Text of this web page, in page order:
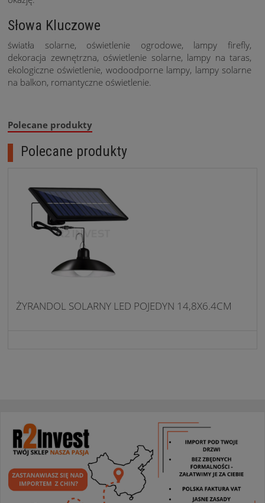
Słowa Kluczowe
światła solarne, oświetlenie ogrodowe, lampy firefly,
dekoracja zewnętrzna, oświetlenie solarne, lampy na taras,
ekologiczne oświetlenie, wodoodporne lampy, lampy solarne
na balkon, romantyczne oświetlenie.
Polecane produkty
Polecane produkty
ŻYRANDOL SOLARNY LED POJEDYN 14,8X6.4CM